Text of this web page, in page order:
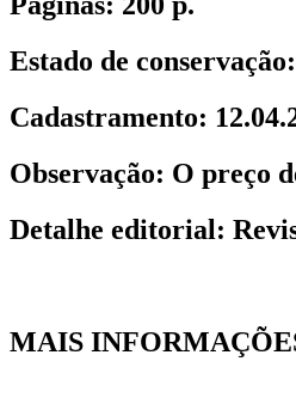
Estado de conservação:
Cadastramento:
Observação: O preço
Detalhe editorial:
MAIS